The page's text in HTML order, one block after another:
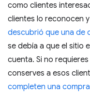
como clientes
clientes lo reconocen
descubrió que una de
se debía a que el sitio
cuenta. Si no
conserves a esos
completen una